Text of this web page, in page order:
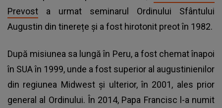
Prevost a urmat seminarul Ordinului Sfântului
Augustin din tinerețe și a fost hirotonit preot în 1982.
După misiunea sa lungă în Peru, a fost chemat înapoi
în SUA în 1999, unde a fost superior al augustinienilor
din regiunea Midwest și ulterior, în 2001, ales prior
general al Ordinului. În 2014, Papa Francisc l-a numit